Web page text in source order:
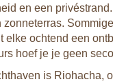
en een
zonneterras.
elke ochtend een
hoef je je geen
is Riohacha,